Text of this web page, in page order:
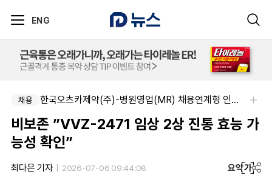
ENG
채용 한국오츠카제약(주)-병원영업(MR) 채용연계형 인턴(신입사원) 모집 공고
비보존 ”VVZ-2471 임상 2상 진통 효능 가
능성 확인”
최다은 기자 2026-07-06 09:44:08 요약가